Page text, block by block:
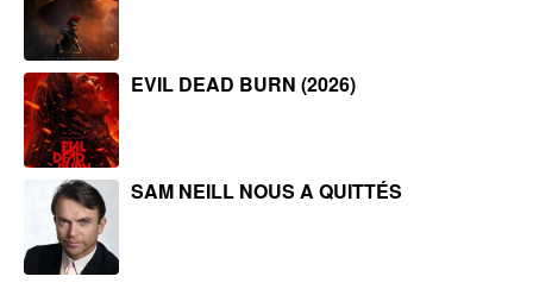
EVIL DEAD BURN (2026)
SAM NEILL NOUS A QUITTÉS